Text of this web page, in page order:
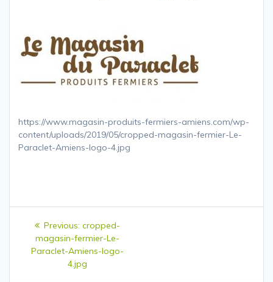
https://www.magasin-produits-fermiers-amiens.com/wp-
content/uploads/2019/05/cropped-magasin-fermier-Le-
Paraclet-Amiens-logo-4.jpg
Navigation
l’article
Previous: Previous
post:
cropped-
magasin-fermier-Le-
Paraclet-Amiens-logo-
4.jpg